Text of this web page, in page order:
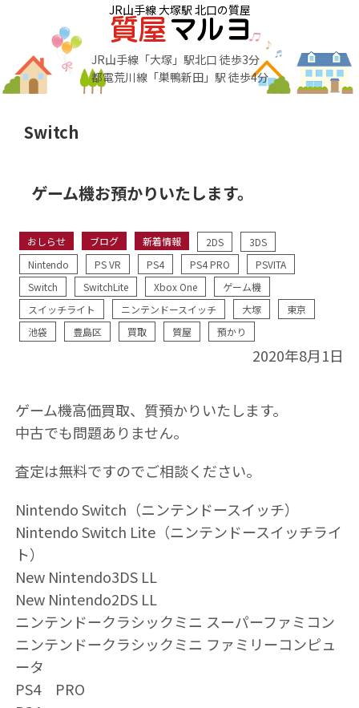
JR山手線 大塚駅 北口の質屋
JR山手線「大塚」駅北口 徒歩3分
都電荒川線「巣鴨新田」駅 徒歩4分
Switch
ゲーム機お預かりいたします。
おしらせ ブログ 新着情報 2DS
3DS
Nintendo
PS VR PS4 PS4 PRO
PSVITA
Switch
SwitchLite Xbox One
ゲーム機
スイッチライト
ニンテンドースイッチ 大塚
東京
池袋
豊島区 買取 質屋 預かり
2020年8月1日
ゲーム機高価買取、質預かりいたします。
中古でも問題ありません。
査定は無料ですのでご相談ください。
Nintendo Switch（ニンテンドースイッチ）
Nintendo Switch Lite（ニンテンドースイッチライ
ト）
New Nintendo3DS LL
New Nintendo2DS LL
ニンテンドークラシックミニ スーパーファミコン
ニンテンドークラシックミニ ファミリーコンピュ
ータ
PS4 PRO